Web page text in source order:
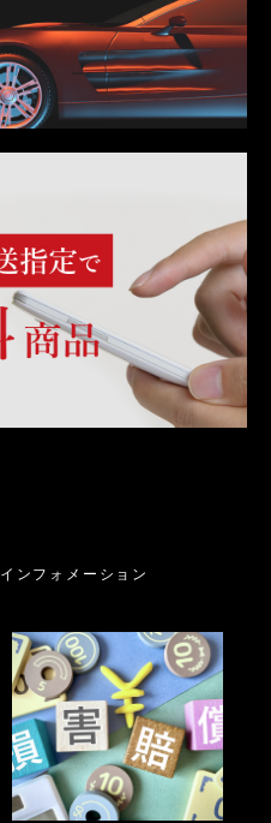
インフォメーション